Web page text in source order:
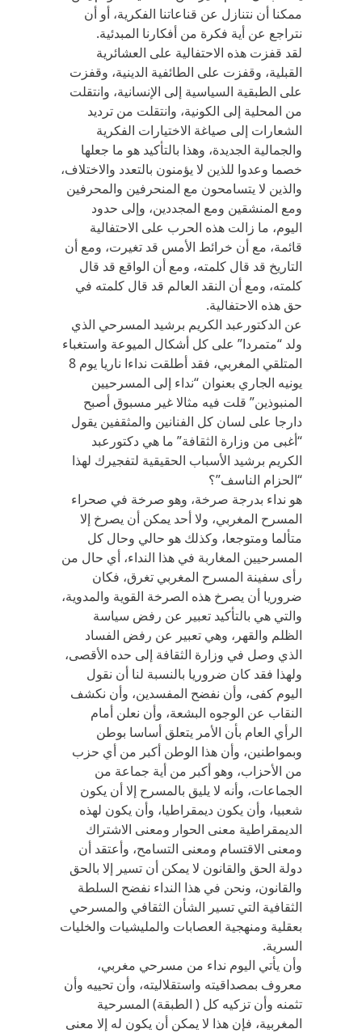
ممكنا أن نتنازل عن قناعاتنا الفكرية، أو أن
نتراجع عن أية فكرة من أفكارنا المبدئية.
لقد قفزت هذه الاحتفالية على العشائرية
القبلية، وقفزت على الطائفية الدينية، وقفزت
على الطبقية السياسية إلى الإنسانية، وانتقلت
من المحلية إلى الكونية، وانتقلت من ترديد
الشعارات إلى صياغة الاختيارات الفكرية
والجمالية الجديدة، وهذا بالتأكيد هو ما جعلها
خصما وعدوا للذين لا يؤمنون بالتعدد والاختلاف،
والذين لا يتسامحون مع المنحرفين والمحرفين
ومع المنشقين ومع المجددين، وإلى حدود
اليوم، ما زالت هذه الحرب على الاحتفالية
قائمة، مع أن خرائط الأمس قد تغيرت، ومع أن
التاريخ قد قال كلمته، ومع أن الواقع قد قال
كلمته، ومع أن النقد العالم قد قال كلمته في
حق هذه الاحتفالية.
عن الدكتورعبد الكريم برشيد المسرحي الذي
ولد “متمردا” على كل أشكال الميوعة واستغباء
المتلقي المغربي، فقد أطلقت نداءا ناريا يوم 8
يونيه الجاري بعنوان “نداء إلى المسرحيين
المنبوذين” قلت فيه مثالا غير مسبوق أصبح
دارجا على لسان كل الفنانين والمثقفين يقول
“أغبى من وزارة الثقافة” ما هي دكتورعبد
الكريم برشيد الأسباب الحقيقية لتفجيرك لهذا
“الحزام الناسف”؟
هو نداء بدرجة صرخة، وهو صرخة في صحراء
المسرح المغربي، ولا أحد يمكن أن يصرخ إلا
متألما ومتوجعا، وكذلك هو حالي وحال كل
المسرحيين المغاربة في هذا النداء، أي حال من
رأى سفينة المسرح المغربي تغرق، فكان
ضروريا أن يصرخ هذه الصرخة القوية والمدوية،
والتي هي بالتأكيد تعبير عن رفض سياسة
الظلم والقهر، وهي تعبير عن رفض الفساد
الذي وصل في وزارة الثقافة إلى حده الأقصى،
ولهذا فقد كان ضروريا بالنسبة لنا أن نقول
اليوم كفى، وأن نفضح المفسدين، وأن نكشف
النقاب عن الوجوه البشعة، وأن نعلن أمام
الرأي العام بأن الأمر يتعلق أساسا بوطن
وبمواطنين، وأن هذا الوطن أكبر من أي حزب
من الأحزاب، وهو أكبر من أية جماعة من
الجماعات، وأنه لا يليق بالمسرح إلا أن يكون
شعبيا، وأن يكون ديمقراطيا، وأن يكون لهذه
الديمقراطية معنى الحوار ومعنى الاشتراك
ومعنى الاقتسام ومعنى التسامح، وأعتقد أن
دولة الحق والقانون لا يمكن أن تسير إلا بالحق
والقانون، ونحن في هذا النداء نفضح السلطة
الثقافية التي تسير الشأن الثقافي والمسرحي
بعقلية ومنهجية العصابات والمليشيات والخليات
السرية.
وأن يأتي اليوم نداء من مسرحي مغربي،
معروف بمصداقيته واستقلاليته، وأن تحييه وأن
تثمنه وأن تزكيه كل ( الطبقة) المسرحية
المغربية، فإن هذا لا يمكن أن يكون له إلا معنى